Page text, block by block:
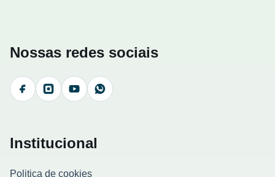
Nossas redes sociais
FacebookInstagramYouTubeWhatsApp
Institucional
Politica de cookies